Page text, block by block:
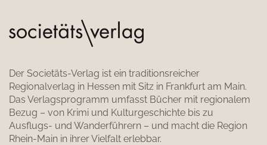
Der Societäts-Verlag ist ein traditionsreicher
Regionalverlag in Hessen mit Sitz in Frankfurt am Main.
Das Verlagsprogramm umfasst Bücher mit regionalem
Bezug – von Krimi und Kulturgeschichte bis zu
Ausflugs- und Wanderführern – und macht die Region
Rhein-Main in ihrer Vielfalt erlebbar.